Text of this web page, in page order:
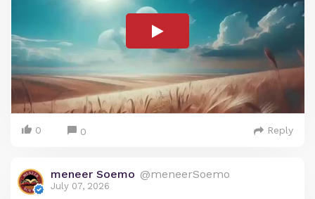
0 0 Reply
meneer Soemo @meneerSoemo
July 07, 2026